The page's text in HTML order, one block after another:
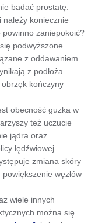
badać prostatę.
należy koniecznie
powinno zaniepokoić?
podwyższone
z oddawaniem
z podłoża
kończyny
obecność guzka w
też uczucie
jądra oraz
lędźwiowej.
zmiana skóry
węzłów
wiele innych
można się